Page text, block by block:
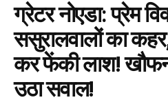
ग्रेटर नोएडा: प्रेम
ससुरालवालों का कहर,
कर फेंकी लाश!
उठा सवाल!